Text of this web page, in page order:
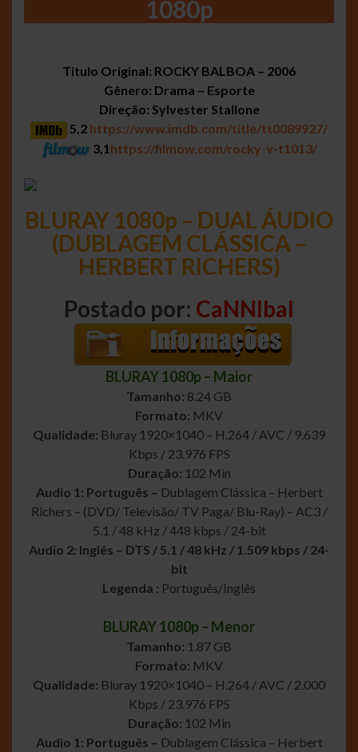
1080p
Titulo Original: ROCKY BALBOA – 2006
Gênero: Drama – Esporte
Direção: Sylvester Stallone
5,2 https://www.imdb.com/title/tt0089927/
3,1https://filmow.com/rocky-v-t1013/
BLURAY 1080p – DUAL ÁUDIO
(DUBLAGEM CLÁSSICA –
HERBERT RICHERS)
Postado por: CaNNIbal
BLURAY 1080p – Maior
Tamanho: 8.24 GB
Formato: MKV
Qualidade: Bluray 1920×1040 – H.264 / AVC / 9.639
Kbps / 23.976 FPS
Duração: 102 Min
Audio 1: Português – Dublagem Clássica – Herbert
Richers – (DVD/ Televisão/ TV Paga/ Blu-Ray) – AC3 /
5.1 / 48 kHz / 448 kbps / 24-bit
Audio 2: Inglês – DTS / 5.1 / 48 kHz / 1.509 kbps / 24-
bit
Legenda : Português/Inglês
BLURAY 1080p – Menor
Tamanho: 1.87 GB
Formato: MKV
Qualidade: Bluray 1920×1040 – H.264 / AVC / 2.000
Kbps / 23.976 FPS
Duração: 102 Min
Audio 1: Português – Dublagem Clássica – Herbert